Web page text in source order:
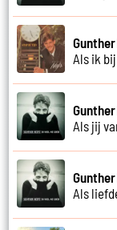
Als ik
Als jij
Als